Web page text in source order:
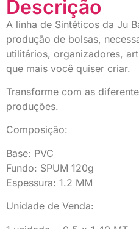
Descrição
A linha de Sintéticos da Ju
produção de bolsas,
utilitários, organizadores,
que mais você quiser criar.
Transforme com as
produções.
Composição:
Base: PVC
Fundo: SPUM 120g
Espessura: 1.2 MM
Unidade de Venda: